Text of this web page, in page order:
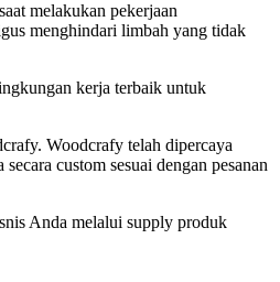
melakukan pekerjaan
menghindari limbah yang tidak
kerja terbaik untuk
Woodcrafy telah dipercaya
custom sesuai dengan pesanan
Anda melalui supply produk